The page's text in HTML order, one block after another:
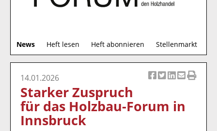
News Heft lesen Heft abonnieren Stellenmarkt
u
c
k k k
k
14.01.2026
Starker Zuspruch
für das Holzbau-Forum in
Innsbruck